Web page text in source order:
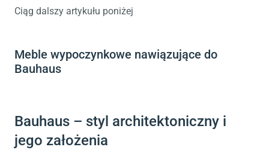
Ciąg dalszy artykułu poniżej
Meble wypoczynkowe nawiązujące do
Bauhaus
Bauhaus – styl architektoniczny i
jego założenia